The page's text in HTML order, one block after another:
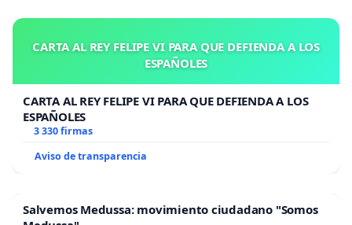
CARTA AL REY FELIPE VI PARA QUE DEFIENDA A LOS
ESPAÑOLES
CARTA AL REY FELIPE VI PARA QUE DEFIENDA A LOS
ESPAÑOLES
3 330 firmas
Aviso de transparencia
Salvemos Medussa: movimiento ciudadano "Somos